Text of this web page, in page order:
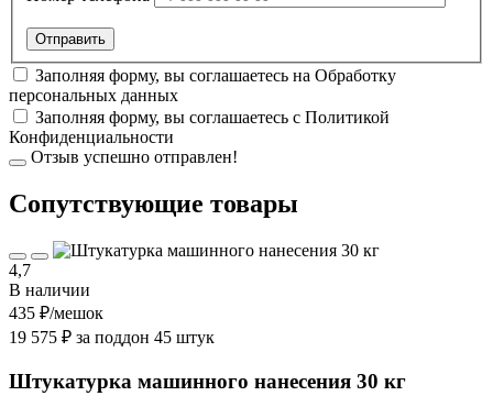
Заполняя форму, вы соглашаетесь на Обработку
персональных данных
Заполняя форму, вы соглашаетесь с Политикой
Конфиденциальности
Отзыв успешно отправлен!
Cопутствующие товары
4,7
В наличии
435 ₽/мешок
19 575 ₽ за поддон 45 штук
Штукатурка машинного нанесения 30 кг